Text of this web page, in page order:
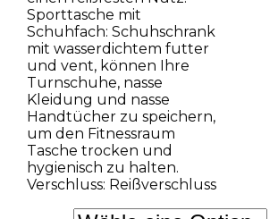
Sporttasche mit
Schuhfach: Schuhschrank
mit wasserdichtem futter
und vent, können Ihre
Turnschuhe, nasse
Kleidung und nasse
Handtücher zu speichern,
um den Fitnessraum
Tasche trocken und
hygienisch zu halten.
Verschluss: Reißverschluss